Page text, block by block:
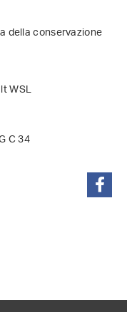
della conservazione
WSL
C 34